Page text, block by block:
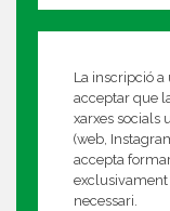
La inscripció a
acceptar que
xarxes socials
(web,
accepta
exclusivament
necessari.